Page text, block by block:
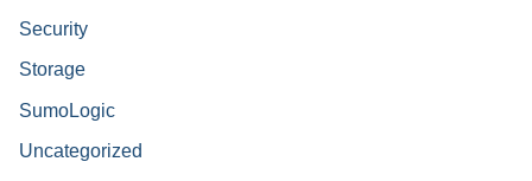
Security
Storage
SumoLogic
Uncategorized